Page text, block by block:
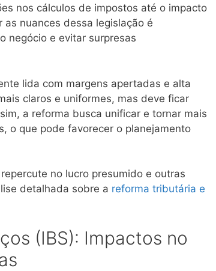
nos cálculos de impostos até o impacto
nuances dessa legislação é
negócio e evitar surpresas
lida com margens apertadas e alta
claros e uniformes, mas deve ficar
a reforma busca unificar e tornar mais
o que pode favorecer o planejamento
no lucro presumido e outras
detalhada sobre a reforma tributária e
(IBS): Impactos no